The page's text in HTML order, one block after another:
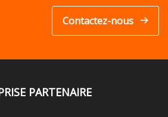
Contactez-nous
PARTENAIRE